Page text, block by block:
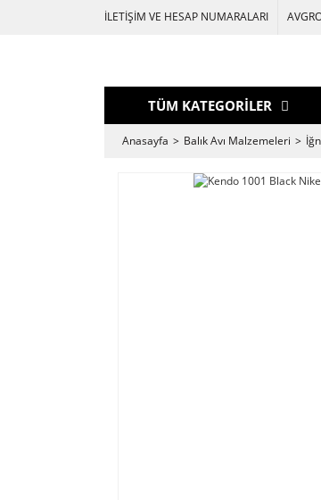
İLETİŞİM VE HESAP NUMARALARI
TÜM KATEGORİLER
Anasayfa Balık Avı Malzemeleri